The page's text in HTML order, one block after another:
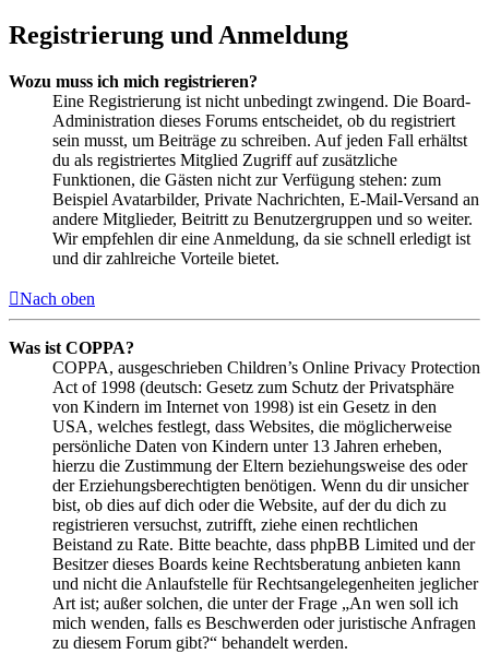
Registrierung und Anmeldung
Wozu muss ich mich registrieren?
Eine Registrierung ist nicht unbedingt zwingend. Die Board-
Administration dieses Forums entscheidet, ob du registriert
sein musst, um Beiträge zu schreiben. Auf jeden Fall erhältst
du als registriertes Mitglied Zugriff auf zusätzliche
Funktionen, die Gästen nicht zur Verfügung stehen: zum
Beispiel Avatarbilder, Private Nachrichten, E-Mail-Versand an
andere Mitglieder, Beitritt zu Benutzergruppen und so weiter.
Wir empfehlen dir eine Anmeldung, da sie schnell erledigt ist
und dir zahlreiche Vorteile bietet.
Nach oben
Was ist COPPA?
COPPA, ausgeschrieben Children’s Online Privacy Protection
Act of 1998 (deutsch: Gesetz zum Schutz der Privatsphäre
von Kindern im Internet von 1998) ist ein Gesetz in den
USA, welches festlegt, dass Websites, die möglicherweise
persönliche Daten von Kindern unter 13 Jahren erheben,
hierzu die Zustimmung der Eltern beziehungsweise des oder
der Erziehungsberechtigten benötigen. Wenn du dir unsicher
bist, ob dies auf dich oder die Website, auf der du dich zu
registrieren versuchst, zutrifft, ziehe einen rechtlichen
Beistand zu Rate. Bitte beachte, dass phpBB Limited und der
Besitzer dieses Boards keine Rechtsberatung anbieten kann
und nicht die Anlaufstelle für Rechtsangelegenheiten jeglicher
Art ist; außer solchen, die unter der Frage „An wen soll ich
mich wenden, falls es Beschwerden oder juristische Anfragen
zu diesem Forum gibt?“ behandelt werden.